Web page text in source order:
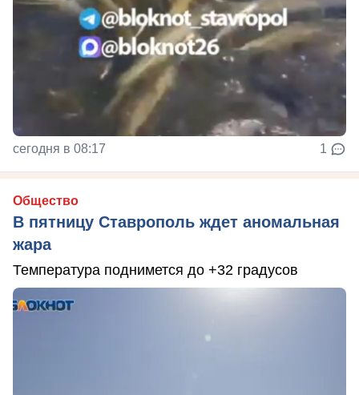
сегодня в 08:17 1
Общество
В пятницу Ставрополь ждет аномальная
жара
Температура поднимется до +32 градусов